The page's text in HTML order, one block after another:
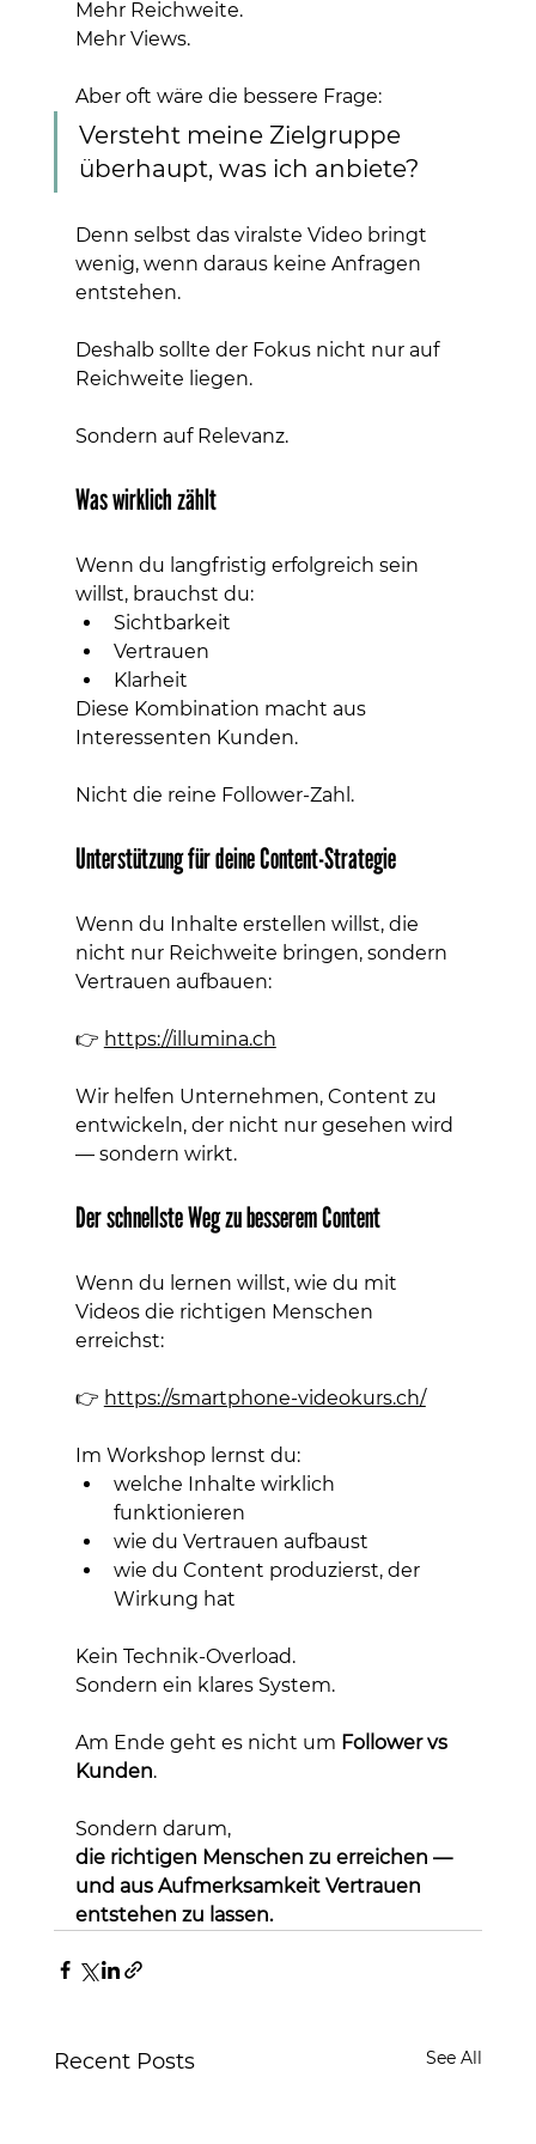
Mehr Reichweite.
Mehr Views.
Aber oft wäre die bessere Frage:
Versteht meine Zielgruppe
überhaupt, was ich anbiete?
Denn selbst das viralste Video bringt
wenig, wenn daraus keine Anfragen
entstehen.
Deshalb sollte der Fokus nicht nur auf
Reichweite liegen.
Sondern auf Relevanz.
Was wirklich zählt
Wenn du langfristig erfolgreich sein
willst, brauchst du:
Sichtbarkeit
Vertrauen
Klarheit
Diese Kombination macht aus
Interessenten Kunden.
Nicht die reine Follower-Zahl.
Unterstützung für deine Content-Strategie
Wenn du Inhalte erstellen willst, die
nicht nur Reichweite bringen, sondern
Vertrauen aufbauen:
👉 https://illumina.ch
Wir helfen Unternehmen, Content zu
entwickeln, der nicht nur gesehen wird
— sondern wirkt.
Der schnellste Weg zu besserem Content
Wenn du lernen willst, wie du mit
Videos die richtigen Menschen
erreichst:
👉 https://smartphone-videokurs.ch/
Im Workshop lernst du:
welche Inhalte wirklich
funktionieren
wie du Vertrauen aufbaust
wie du Content produzierst, der
Wirkung hat
Kein Technik-Overload.
Sondern ein klares System.
Am Ende geht es nicht um Follower vs
Kunden.
Sondern darum,
die richtigen Menschen zu erreichen —
und aus Aufmerksamkeit Vertrauen
entstehen zu lassen.
Recent Posts See All